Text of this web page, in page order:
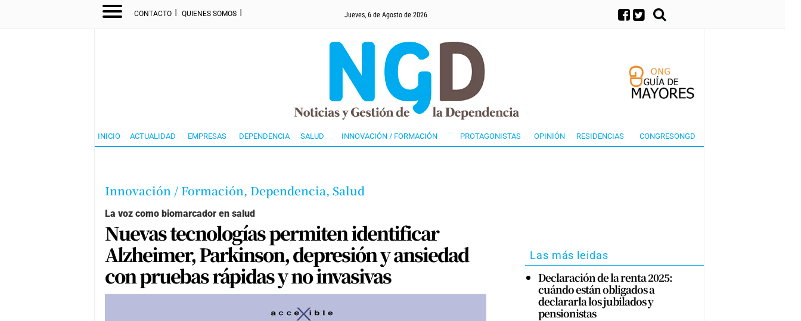
CONTACTO I QUIENES SOMOS I Jueves, 6 de Agosto de 2026
INICIO ACTUALIDAD EMPRESAS DEPENDENCIA SALUD INNOVACIÓN / FORMACIÓN PROTAGONISTAS OPINIÓN RESIDENCIAS CONGRESONGD
Innovación / Formación, Dependencia, Salud
La voz como biomarcador en salud
Nuevas tecnologías permiten identificar
Alzheimer, Parkinson, depresión y ansiedad
con pruebas rápidas y no invasivas
Las más leidas
Declaración de la renta 2025:
cuándo están obligados a
declararla los jubilados y
pensionistas